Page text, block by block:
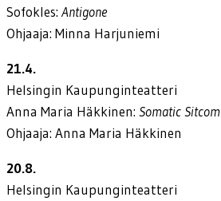
Sofokles: Antigone
Ohjaaja: Minna Harjuniemi
21.4.
Helsingin Kaupunginteatteri
Anna Maria Häkkinen: Somatic Sitcom
Ohjaaja: Anna Maria Häkkinen
20.8.
Helsingin Kaupunginteatteri